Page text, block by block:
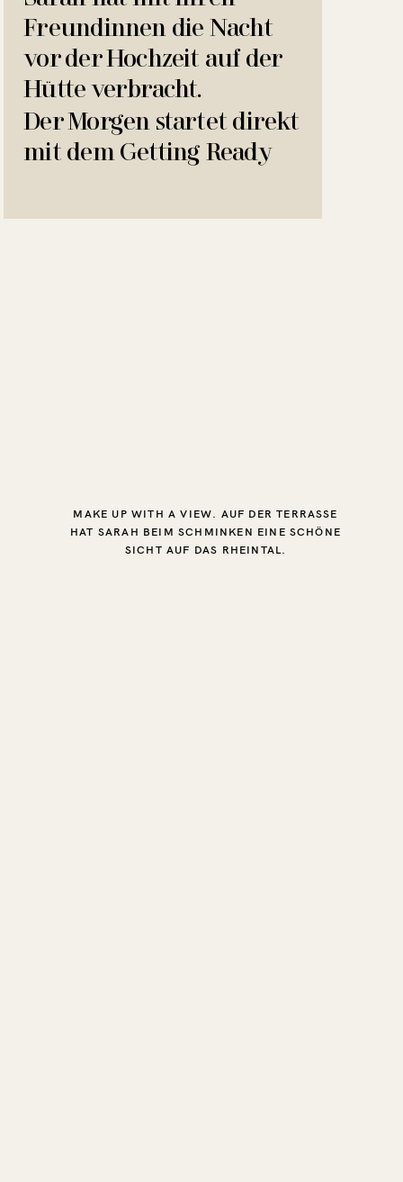
Freundinnen die Nacht
vor der Hochzeit auf der
Hütte verbracht.
Der Morgen startet direkt
mit dem Getting Ready
MAKE UP WITH A VIEW. AUF DER TERRASSE
HAT SARAH BEIM SCHMINKEN EINE SCHÖNE
SICHT AUF DAS RHEINTAL.